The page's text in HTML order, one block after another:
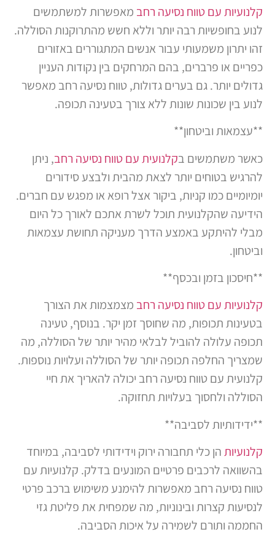
קלנועיות עם טווח נסיעה רחבמאפשרות למשתמשים
לנוע בחופשיות רבה יותר וללא חשש מהתרוקנות הסוללה.
זהו יתרון משמעותי עבור אנשים המתגוררים באזורים
כפריים או פרברים, בהם המרחקים בין נקודות העניין
גדולים יותר. גם בערים גדולות, טווח נסיעה רחב מאפשר
לנוע בין שכונות שונות ללא צורך בטעינה תכופה.
**עצמאות וביטחון**
כאשר משתמשים ב קלנועית עם טווח נסיעה רחב, ניתן
להרגיש בטוחים יותר לצאת מהבית ולבצע סידורים
יומיומיים כמו קניות, ביקור אצל רופא או מפגש עם חברים.
הידיעה שהקלנועית תוכל לשרת אתכם לאורך כל היום
מבלי להיתקע באמצע הדרך מעניקה תחושת עצמאות
וביטחון.
**חיסכון בזמן ובכסף**
קלנועיות עם טווח נסיעה רחבמצמצמות את הצורך
בטעינות תכופות, מה שחוסך זמן יקר. בנוסף, טעינה
תכופה עלולה להוביל לבלאי מהיר יותר של הסוללה, מה
שמצריך החלפה תכופה יותר של הסוללה ועלויות נוספות.
קלנועית עם טווח נסיעה רחב יכולה להאריך את חיי
הסוללה ולחסוך בעלויות תחזוקה.
**ידידותיות לסביבה**
קלנועיותהן כלי תחבורה ירוק וידידותי לסביבה, במיוחד
בהשוואה לרכבים פרטיים המונעים בדלק. קלנועיות עם
טווח נסיעה רחב מאפשרות להימנע משימוש ברכב פרטי
לנסיעות קצרות ובינוניות, מה שמפחית את פליטת גזי
החממה ותורם לשמירה על איכות הסביבה.